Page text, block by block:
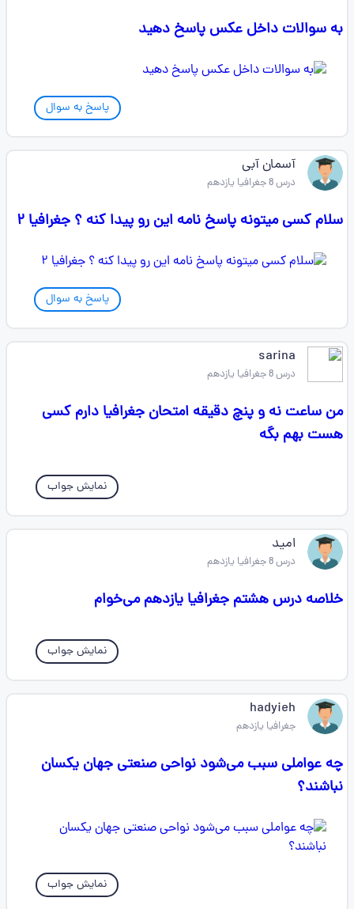
به سوالات داخل عکس پاسخ دهید
پاسخ به سوال
آسمان آبی
درس 8 جغرافیا یازدهم
سلام کسی میتونه پاسخ نامه این رو پیدا کنه ؟ جغرافیا ۲
پاسخ به سوال
sarina
درس 8 جغرافیا یازدهم
من ساعت نه و پنچ دقیقه امتحان جغرافیا دارم کسی
هست بهم بگه
نمایش جواب
امید
درس 8 جغرافیا یازدهم
خلاصه درس هشتم جغرافیا یازدهم می‌خوام
نمایش جواب
hadyieh
جغرافیا یازدهم
چه عواملی سبب می‌شود نواحی صنعتی جهان یکسان
نباشند؟
نمایش جواب